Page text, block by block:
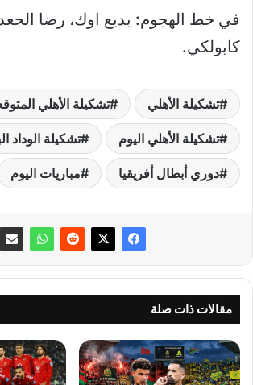
في خط الهجوم: بديع اوك، رضا
كابولكي.
تشكيلة الأهلي تشكيلة الأهلي
تشكيلة الأهلي اليوم تشكيلة الوداد
دوري أبطال أفريقيا مباريات اليوم
مقالات ذات صلة